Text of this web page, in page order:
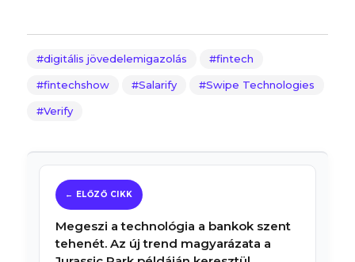
digitális jövedelemigazolás fintech
fintechshow Salarify Swipe Technologies
Verify
Megeszi a technológia a bankok szent
tehenét. Az új trend magyarázata a